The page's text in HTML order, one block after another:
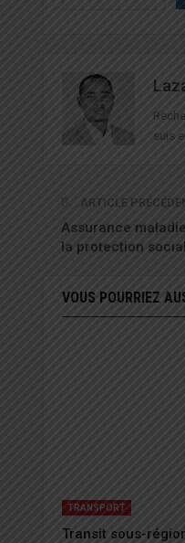
suis
ARTICLE
Assurance
la protection
VOUS POURRIEZ
TRANSPORT
Transit sous-